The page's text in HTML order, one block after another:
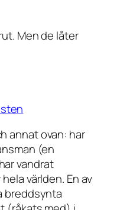
Men de låter
annat ovan: har
(en
vandrat
världen. En av
breddsynta